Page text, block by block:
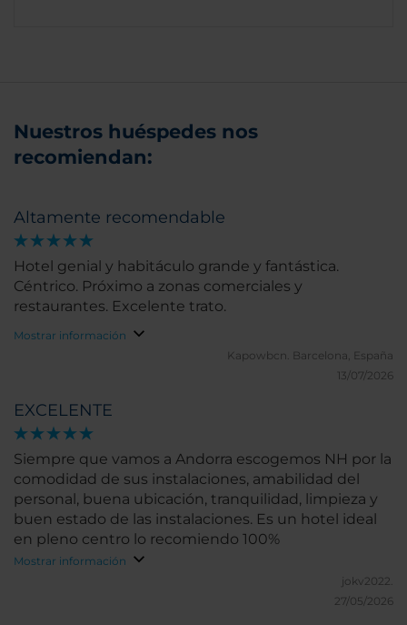
Nuestros huéspedes nos
recomiendan:
Altamente recomendable
Hotel genial y habitáculo grande y fantástica.
Céntrico. Próximo a zonas comerciales y
restaurantes. Excelente trato.
Mostrar información
Kapowbcn. Barcelona, España
13/07/2026
EXCELENTE
Siempre que vamos a Andorra escogemos NH por la
comodidad de sus instalaciones, amabilidad del
personal, buena ubicación, tranquilidad, limpieza y
buen estado de las instalaciones. Es un hotel ideal
en pleno centro lo recomiendo 100%
Mostrar información
jokv2022.
27/05/2026